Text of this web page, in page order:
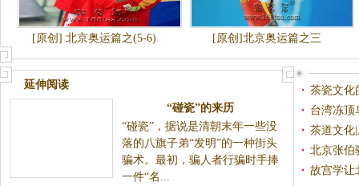
[原创] 北京奥运篇之(5-6) [原创]北京奥运篇之三
延伸阅读
“碰瓷”的来历
“碰瓷”，据说是清朝末年一些没
落的八旗子弟“发明”的一种街头
骗术。最初，骗人者行骗时手捧
一件“名...
茶瓷文
总经理董
台湾冻顶
茶道文化
北京张伯
故宫学让